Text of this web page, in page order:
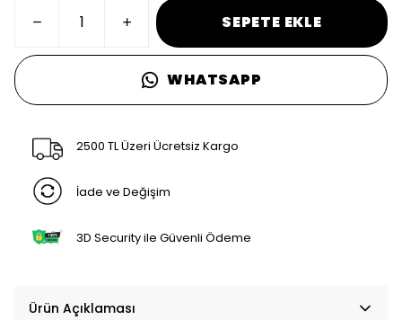
SEPETE EKLE
WHATSAPP
2500 TL Üzeri Ücretsiz Kargo
İade ve Değişim
3D Security ile Güvenli Ödeme
Ürün Açıklaması